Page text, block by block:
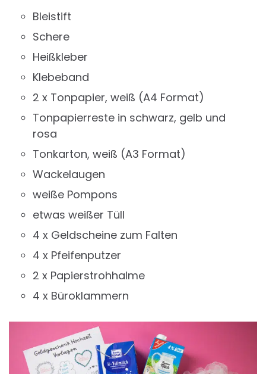
Bleistift
Schere
Heißkleber
Klebeband
2 x Tonpapier, weiß (A4 Format)
Tonpapierreste in schwarz, gelb und
rosa
Tonkarton, weiß (A3 Format)
Wackelaugen
weiße Pompons
etwas weißer Tüll
4 x Geldscheine zum Falten
4 x Pfeifenputzer
2 x Papierstrohhalme
4 x Büroklammern